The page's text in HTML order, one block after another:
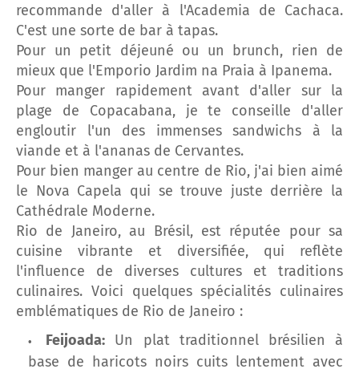
recommande d'aller à l'Academia de Cachaca.
C'est une sorte de bar à tapas.
Pour un petit déjeuné ou un brunch, rien de
mieux que l'Emporio Jardim na Praia à Ipanema.
Pour manger rapidement avant d'aller sur la
plage de Copacabana, je te conseille d'aller
engloutir l'un des immenses sandwichs à la
viande et à l'ananas de Cervantes.
Pour bien manger au centre de Rio, j'ai bien aimé
le Nova Capela qui se trouve juste derrière la
Cathédrale Moderne.
Rio de Janeiro, au Brésil, est réputée pour sa
cuisine vibrante et diversifiée, qui reflète
l'influence de diverses cultures et traditions
culinaires. Voici quelques spécialités culinaires
emblématiques de Rio de Janeiro :
Feijoada: Un plat traditionnel brésilien à
base de haricots noirs cuits lentement avec